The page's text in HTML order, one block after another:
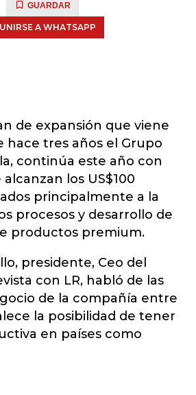
GUARDAR
UNIRSE A WHATSAPP
de expansión que viene
hace tres años el Grupo
continúa este año con
los US$100
principalmente a la
procesos y desarrollo de
productos premium.
presidente, Ceo del
con LR, habló de las
de la compañía entre
la posibilidad de tener
en países como